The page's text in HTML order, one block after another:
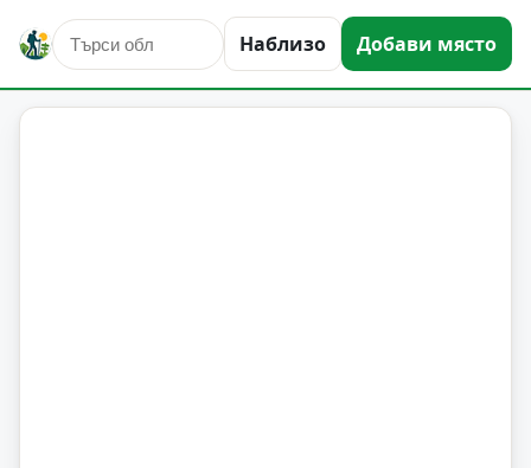
Наблизо Добави място
исторически забележителности
Старосел
Област: Пловдив